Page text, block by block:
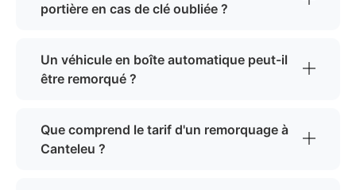
portière en cas de clé oubliée ?
Un véhicule en boîte automatique peut-il
être remorqué ?
Que comprend le tarif d'un remorquage à
Canteleu ?